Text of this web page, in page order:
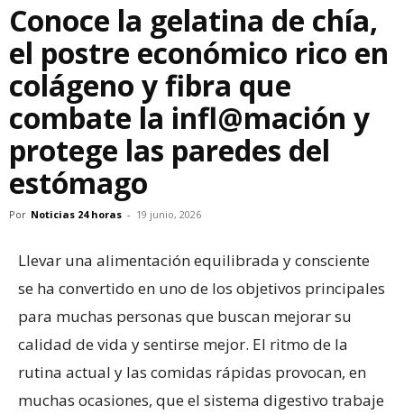
Conoce la gelatina de chía,
el postre económico rico en
colágeno y fibra que
combate la infl@mación y
protege las paredes del
estómago
Por Noticias 24 horas - 19 junio, 2026
Llevar una alimentación equilibrada y consciente
se ha convertido en uno de los objetivos principales
para muchas personas que buscan mejorar su
calidad de vida y sentirse mejor. El ritmo de la
rutina actual y las comidas rápidas provocan, en
muchas ocasiones, que el sistema digestivo trabaje